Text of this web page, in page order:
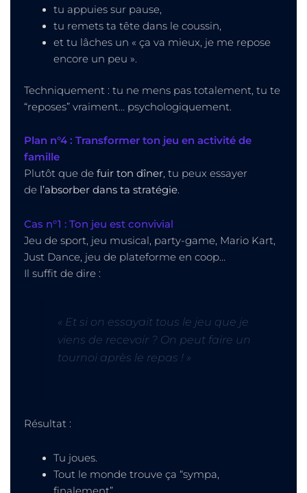
tu appuies sur pause,
tu remets ta tête dans le coussin,
et tu lâches un « ça va mieux, je me repose
encore un peu ».
Techniquement : tu ne mens pas totalement, tu te
“reposes” vraiment… psychologiquement.
Plan n°4 : Transformer ton jeu en activité de
famille
Plutôt que de fuir ton dîner, tu peux essayer
de l’absorber dans ta stratégie.
Cas n°1 : Ton jeu est convivial
Jeu de sport, jeu musical, party-game, Mario Kart,
Just Dance, jeu de plateforme en coop…
Il suffit de dire :
« Et si on essayait tous le jeu que je
viens de recevoir ? On peut faire un
tournoi après le repas ! »
Résultat :
Tu joues.
Tout le monde trouve ça “sympa,